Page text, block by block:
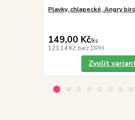
Plavky, chlapecké, Angry
149,00 Kč/ks
123,14 Kč bez DPH
Zvolit